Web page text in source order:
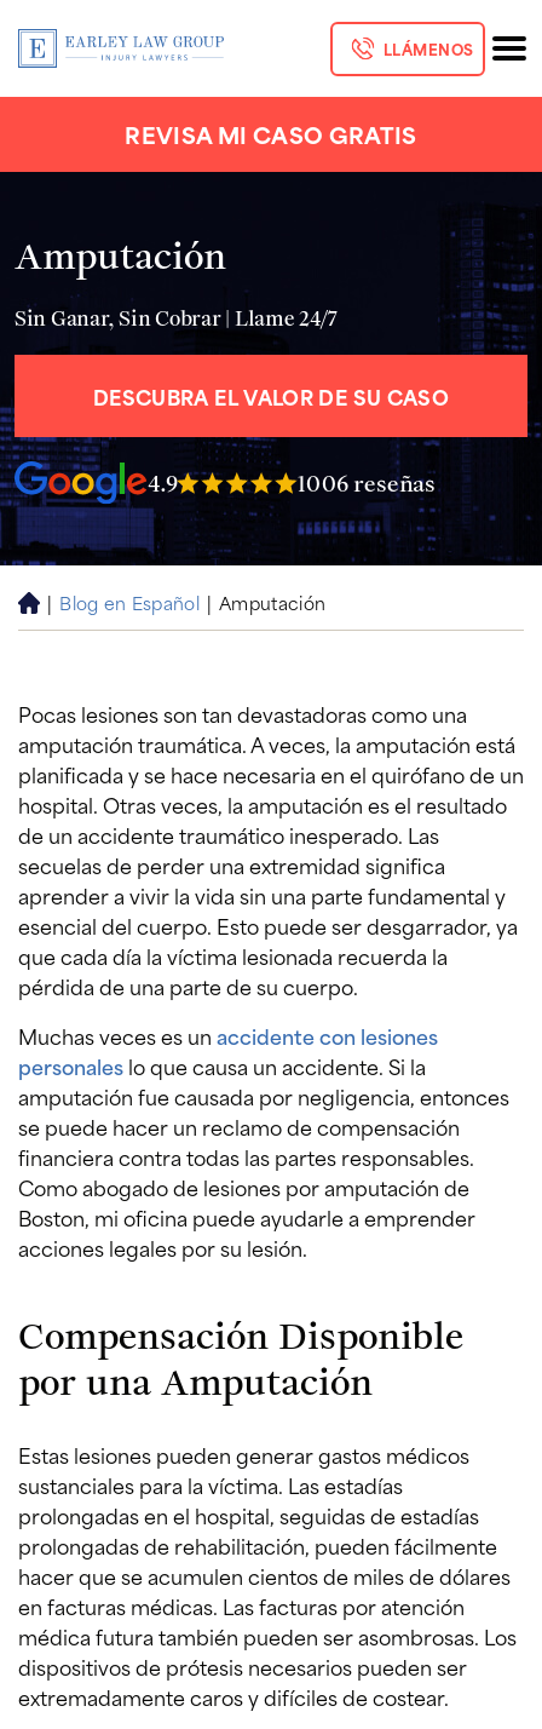
LLÁMENOS
REVISA MI CASO GRATIS
Amputación
Sin Ganar, Sin Cobrar | Llame 24/7
DESCUBRA EL VALOR DE SU CASO
4.9 1006 reseñas
H
o
| Blog en Español | Amputación
Pocas lesiones son tan devastadoras como una
amputación traumática. A veces, la amputación está
planificada y se hace necesaria en el quirófano de un
hospital. Otras veces, la amputación es el resultado
de un accidente traumático inesperado. Las
secuelas de perder una extremidad significa
aprender a vivir la vida sin una parte fundamental y
esencial del cuerpo. Esto puede ser desgarrador, ya
que cada día la víctima lesionada recuerda la
pérdida de una parte de su cuerpo.
Muchas veces es unaccidente con lesiones
personaleslo que causa un accidente. Si la
amputación fue causada por negligencia, entonces
se puede hacer un reclamo de compensación
financiera contra todas las partes responsables.
Como abogado de lesiones por amputación de
Boston, mi oficina puede ayudarle a emprender
acciones legales por su lesión.
Compensación Disponible
por una Amputación
Estas lesiones pueden generar gastos médicos
sustanciales para la víctima. Las estadías
prolongadas en el hospital, seguidas de estadías
prolongadas de rehabilitación, pueden fácilmente
hacer que se acumulen cientos de miles de dólares
en facturas médicas. Las facturas por atención
médica futura también pueden ser asombrosas. Los
dispositivos de prótesis necesarios pueden ser
extremadamente caros y difíciles de costear.